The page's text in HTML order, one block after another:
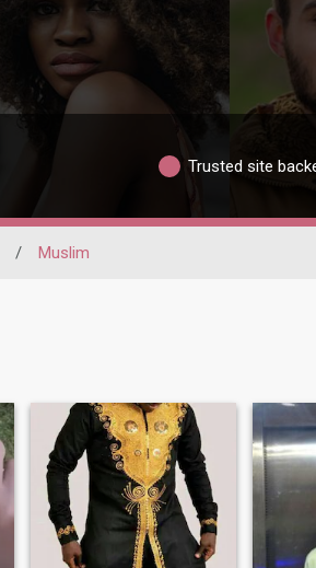
Trusted site
/ Muslim